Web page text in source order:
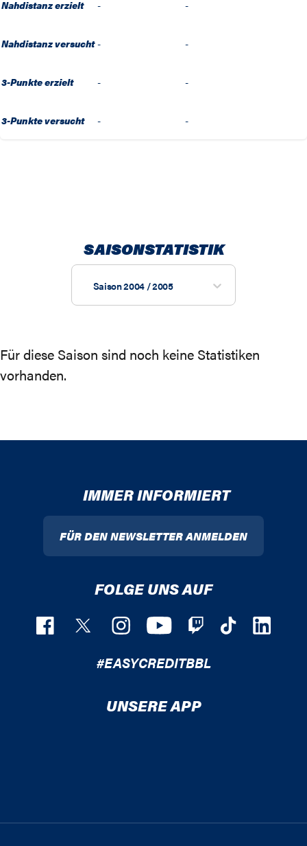
Nahdistanz erzielt - -
Nahdistanz versucht - -
3-Punkte erzielt - -
3-Punkte versucht - -
SAISONSTATISTIK
Saison 2004 / 2005
Für diese Saison sind noch keine Statistiken
vorhanden.
IMMER INFORMIERT
FÜR DEN NEWSLETTER ANMELDEN
FOLGE UNS AUF
#EASYCREDITBBL
UNSERE APP